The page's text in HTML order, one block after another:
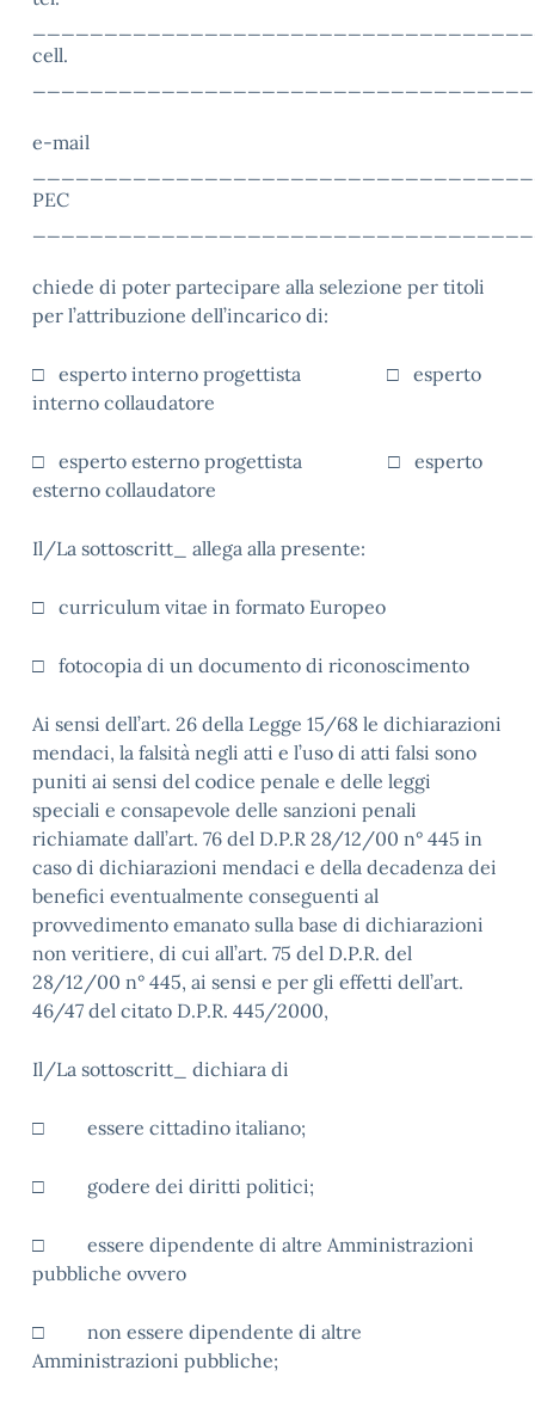
cell.
e-mail
PEC
chiede di poter partecipare alla selezione per titoli
per l’attribuzione dell’incarico di:
□ esperto interno progettista □ esperto
interno collaudatore
□ esperto esterno progettista
□ esperto
esterno collaudatore
Il/La sottoscritt_ allega alla presente:
□ curriculum vitae in formato Europeo
□ fotocopia di un documento di riconoscimento
Ai sensi dell’art. 26 della Legge 15/68 le dichiarazioni
mendaci, la falsità negli atti e l’uso di atti falsi sono
puniti ai sensi del codice penale e delle leggi
speciali e consapevole delle sanzioni penali
richiamate dall’art. 76 del D.P.R 28/12/00 n° 445 in
caso di dichiarazioni mendaci e della decadenza dei
benefici eventualmente conseguenti al
provvedimento emanato sulla base di dichiarazioni
non veritiere, di cui all’art. 75 del D.P.R. del
28/12/00 n° 445, ai sensi e per gli effetti dell’art.
46/47 del citato D.P.R. 445/2000,
Il/La sottoscritt_ dichiara di
□ essere cittadino italiano;
□ godere dei diritti politici;
□ essere dipendente di altre Amministrazioni
pubbliche ovvero
□ non essere dipendente di altre
Amministrazioni pubbliche;